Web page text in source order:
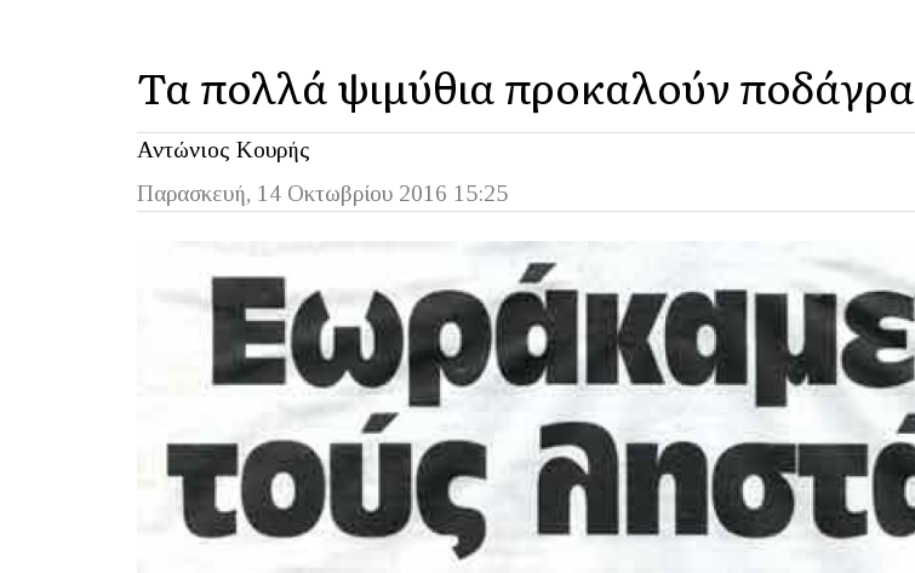
Τα πολλά ψιμύθια προκαλούν ποδάγρα
Αντώνιος Κουρής
Παρασκευή, 14 Οκτωβρίου 2016 15:25